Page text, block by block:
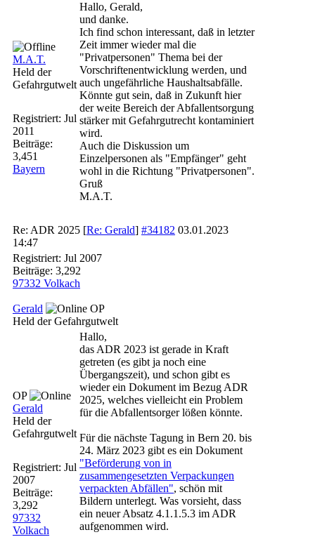
M.A.T.
Held der
Gefahrgutwelt
Registriert: Jul
2011
Beiträge:
3,451
Bayern
Hallo, Gerald,
und danke.
Ich find schon interessant, daß in letzter
Zeit immer wieder mal die
"Privatpersonen" Thema bei der
Vorschriftenentwicklung werden, und
auch ungefährliche Haushaltsabfälle.
Könnte gut sein, daß in Zukunft hier
der weite Bereich der Abfallentsorgung
stärker mit Gefahrgutrecht kontaminiert
wird.
Auch die Diskussion um
Einzelpersonen als "Empfänger" geht
wohl in die Richtung "Privatpersonen".
Gruß
M.A.T.
Re: ADR 2025 [Re: Gerald] #34182 03.01.2023
14:47
Registriert: Jul 2007
Beiträge: 3,292
97332 Volkach
Gerald
OP
Held der Gefahrgutwelt
OP
Gerald
Held der
Gefahrgutwelt
Registriert: Jul
2007
Beiträge:
3,292
97332
Volkach
Hallo,
das ADR 2023 ist gerade in Kraft
getreten (es gibt ja noch eine
Übergangszeit), und schon gibt es
wieder ein Dokument im Bezug ADR
2025, welches vielleicht ein Problem
für die Abfallentsorger lößen könnte.
Für die nächste Tagung in Bern 20. bis
24. März 2023 gibt es ein Dokument
"Beförderung von in
zusammengesetzten Verpackungen
verpackten Abfällen", schön mit
Bildern unterlegt. Was vorsieht, dass
ein neuer Absatz 4.1.1.5.3 im ADR
aufgenommen wird.